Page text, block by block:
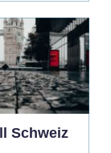
Schweiz